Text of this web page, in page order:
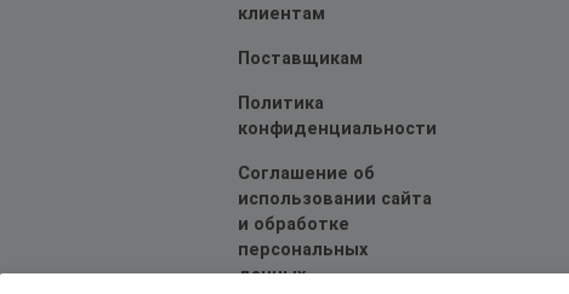
клиентам
Поставщикам
Политика
конфиденциальности
Соглашение об
использовании сайта
и обработке
персональных
данных